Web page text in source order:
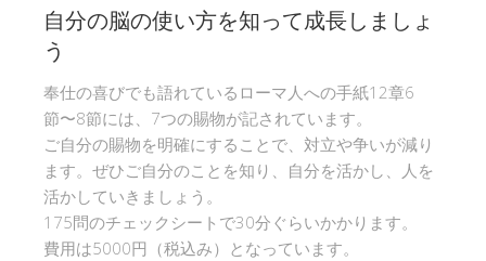
自分の脳の使い方を知って成長しましょ
う
奉仕の喜びでも語れているローマ人への手紙12章6
節〜8節には、7つの賜物が記されています。
ご自分の賜物を明確にすることで、対立や争いが減り
ます。ぜひご自分のことを知り、自分を活かし、人を
活かしていきましょう。
175問のチェックシートで30分ぐらいかかります。
費用は5000円（税込み）となっています。